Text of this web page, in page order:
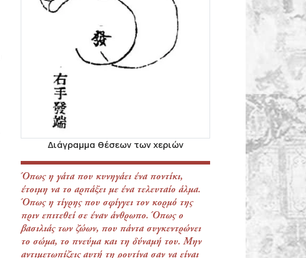
Διάγραμμα θέσεων των χεριών
Όπως η γάτα που κυνηγάει ένα ποντίκι,
έτοιμη να το αρπάξει με ένα τελευταίο άλμα.
Όπως η τίγρης που σφίγγει τον κορμό της
πριν επιτεθεί σε έναν άνθρωπο. Όπως ο
βασιλιάς των ζώων, που πάντα συγκεντρώνει
το σώμα, το πνεύμα και τη δύναμή του. Μην
αντιμετωπίζεις αυτή τη ρουτίνα σαν να είναι